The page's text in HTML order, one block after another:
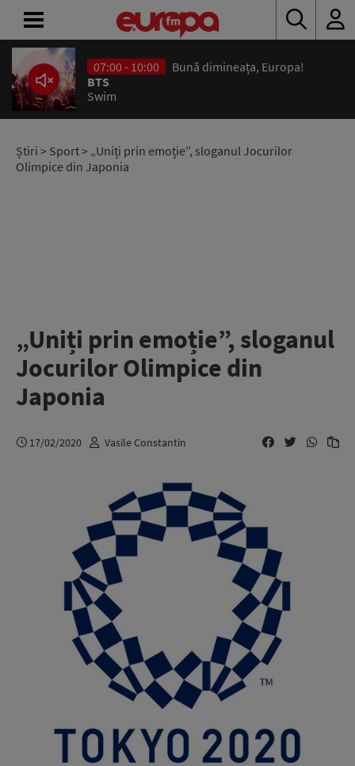
07:00 - 10:00
Bună dimineața, Europa!
BTS
Swim
Știri > Sport> „Uniți prin emoție”, sloganul Jocurilor
Olimpice din Japonia
„Uniți prin emoție”, sloganul
Jocurilor Olimpice din
Japonia
17/02/2020 Vasile Constantin
ACASĂ
ȘTIRI
RADIO